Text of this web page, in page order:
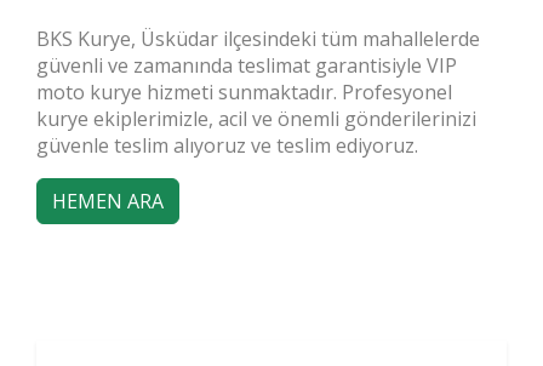
BKS Kurye, Üsküdar ilçesindeki tüm mahallelerde
güvenli ve zamanında teslimat garantisiyle VIP
moto kurye hizmeti sunmaktadır. Profesyonel
kurye ekiplerimizle, acil ve önemli gönderilerinizi
güvenle teslim alıyoruz ve teslim ediyoruz.
HEMEN ARA